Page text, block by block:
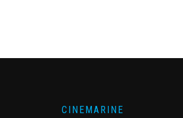
CINEMARINE